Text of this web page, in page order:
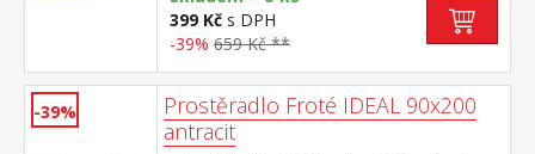
399 Kč s DPH
-39% 659 Kč **
-39%
Prostěradlo Froté IDEAL 90x200
antracit